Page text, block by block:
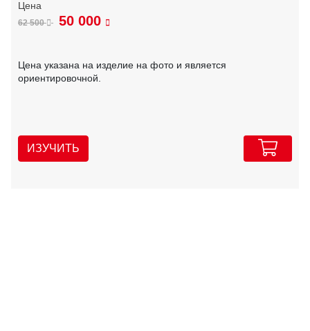
62 500 50 000
Цена указана на изделие на фото и является
ориентировочной.
ИЗУЧИТЬ